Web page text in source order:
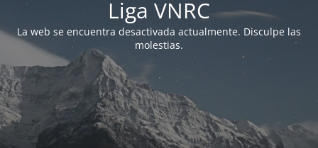
Liga VNRC
La web se encuentra desactivada actualmente. Disculpe las
molestias.